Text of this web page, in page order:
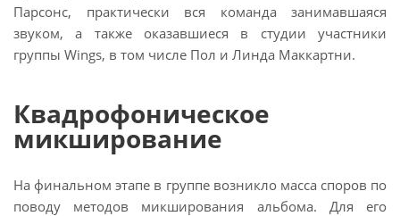
Парсонс, практически вся команда занимавшаяся
звуком, а также оказавшиеся в студии участники
группы Wings, в том числе Пол и Линда Маккартни.
Квадрофоническое
микширование
На финальном этапе в группе возникло масса споров по
поводу методов микширования альбома. Для его